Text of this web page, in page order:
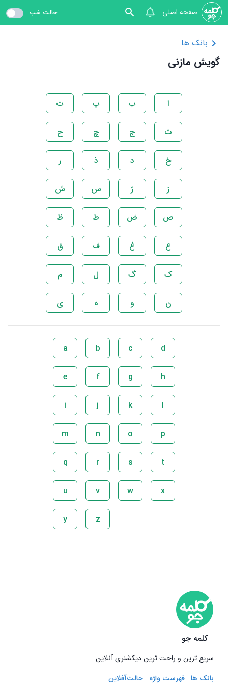
صفحه اصلی حالت شب
بانک ها
گویش مازنی
ا ب پ ت
ث ج چ ح
خ د ذ ر
ز ژ س ش
ص ض ط ظ
ع غ ف ق
ک گ ل م
ن و ه ی
a b c d
e f g h
i j k l
m n o p
q r s t
u v w x
y z
کلمه جو
سریع ترین و راحت ترین دیکشنری آنلاین
بانک ها فهرست واژه حالت‌آفلاین